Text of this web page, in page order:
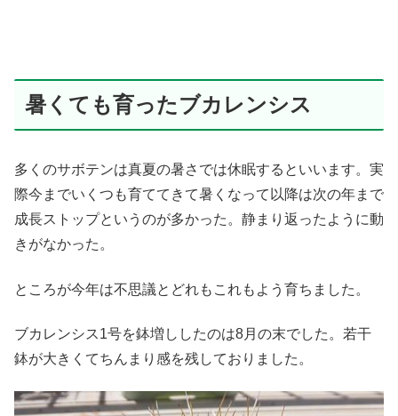
暑くても育ったブカレンシス
多くのサボテンは真夏の暑さでは休眠するといいます。実
際今までいくつも育ててきて暑くなって以降は次の年まで
成長ストップというのが多かった。静まり返ったように動
きがなかった。
ところが今年は不思議とどれもこれもよう育ちました。
ブカレンシス1号を鉢増ししたのは8月の末でした。若干
鉢が大きくてちんまり感を残しておりました。